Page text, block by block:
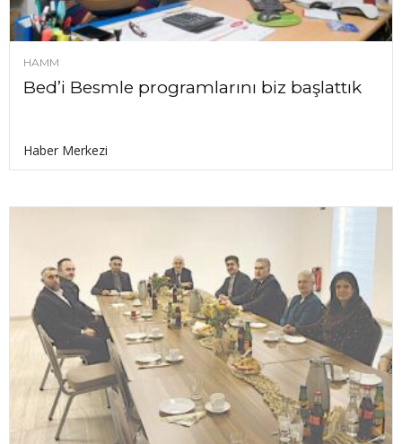
HAMM
Bed’i Besmle programlarını biz başlattık
Haber Merkezi